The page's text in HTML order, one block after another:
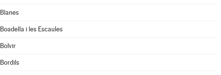
Blanes
Boadella i les Escaules
Bolvir
Bordils